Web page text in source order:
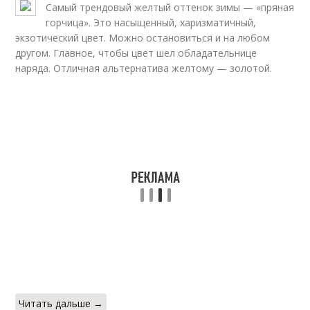
Самый трендовый желтый оттенок зимы — «пряная
горчица». Это насыщенный, харизматичный,
экзотический цвет. Можно остановиться и на любом
другом. Главное, чтобы цвет шел обладательнице
наряда. Отличная альтернатива желтому — золотой.
Читать дальше →